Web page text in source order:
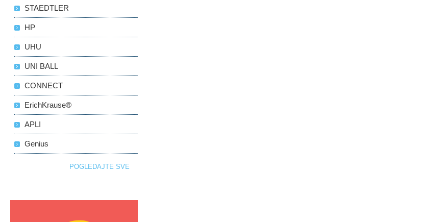
STAEDTLER
HP
UHU
UNI BALL
CONNECT
ErichKrause®
APLI
Genius
POGLEDAJTE SVE